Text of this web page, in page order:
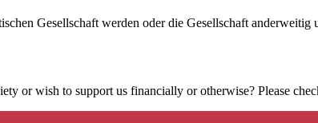
Gesellschaft werden oder die Gesellschaft anderweitig
or wish to support us financially or otherwise? Please